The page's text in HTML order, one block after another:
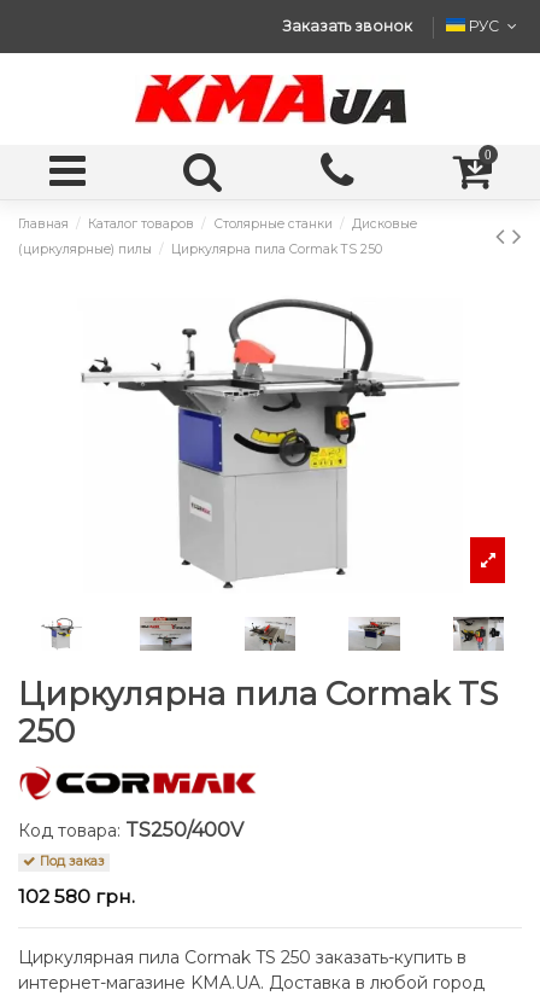
Заказать звонок РУС
0
Главная Каталог товаров Столярные станки
Дисковые
(циркулярные) пилы
Циркулярна пила Cormak TS 250
Циркулярна пила Cormak TS
250
Код товара: TS250/400V
Под заказ
102 580 грн.
Циркулярная пила Cormak TS 250 заказать-купить в
интернет-магазине KMA.UA. Доставка в любой город